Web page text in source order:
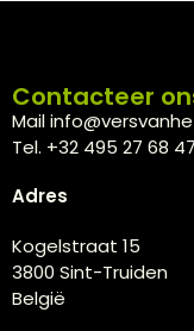
Contacteer
Mail
Tel. +32 495 27 68 47
Adres
Kogelstraat 15
3800 Sint-Truiden
België